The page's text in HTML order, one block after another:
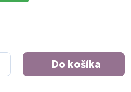
Do košíka